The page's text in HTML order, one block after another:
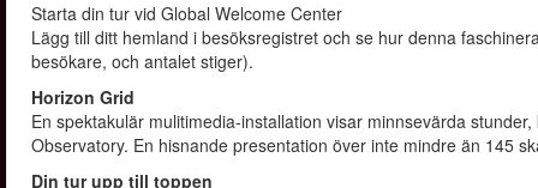
Starta din tur vid Global Welcome Center
Lägg till ditt hemland i besöksregistret och se hur denna
besökare, och antalet stiger).
Horizon Grid
En spektakulär mulitimedia-installation visar minnsevärda
Observatory. En hisnande presentation över inte mindre än 145
Din tur upp till toppen